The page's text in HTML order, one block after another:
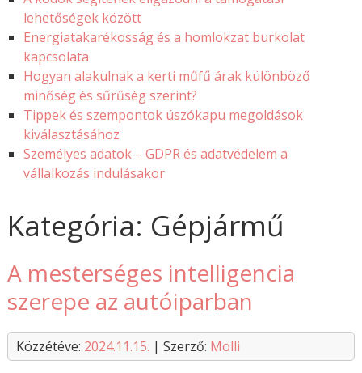
lehetőségek között
Energiatakarékosság és a homlokzat burkolat
kapcsolata
Hogyan alakulnak a kerti műfű árak különböző
minőség és sűrűség szerint?
Tippek és szempontok úszókapu megoldások
kiválasztásához
Személyes adatok – GDPR és adatvédelem a
vállalkozás indulásakor
Kategória: Gépjármű
A mesterséges intelligencia
szerepe az autóiparban
Közzétéve: 2024.11.15. | Szerző: Molli